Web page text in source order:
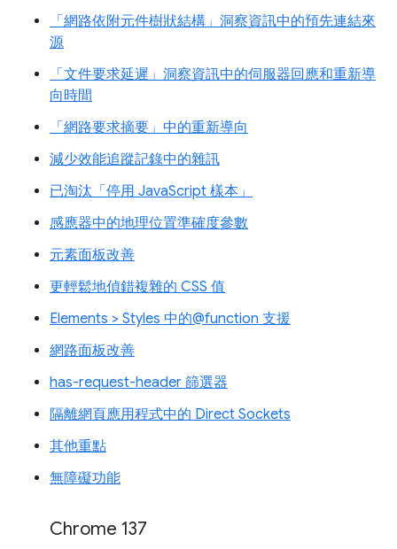
「網路依附元件樹狀結構」洞察資訊中的預先連結來
源
「文件要求延遲」洞察資訊中的伺服器回應和重新導
向時間
「網路要求摘要」中的重新導向
減少效能追蹤記錄中的雜訊
已淘汰「停用 JavaScript 樣本」
感應器中的地理位置準確度參數
元素面板改善
更輕鬆地偵錯複雜的 CSS 值
Elements > Styles 中的@function 支援
網路面板改善
has-request-header 篩選器
隔離網頁應用程式中的 Direct Sockets
其他重點
無障礙功能
Chrome 137